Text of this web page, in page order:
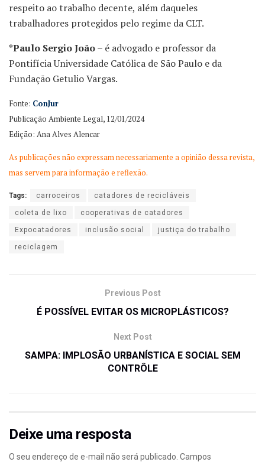
respeito ao trabalho decente, além daqueles
trabalhadores protegidos pelo regime da CLT.
*Paulo Sergio João– é advogado e professor da
Pontifícia Universidade Católica de São Paulo e da
Fundação Getulio Vargas.
Fonte: ConJur
Publicação Ambiente Legal, 12/01/2024
Edição: Ana Alves Alencar
As publicações não expressam necessariamente a opinião dessa revista,
mas servem para informação e reflexão.
Tags: carroceiros catadores de recicláveis
coleta de lixo cooperativas de catadores
Expocatadores inclusão social justiça do trabalho
reciclagem
Previous Post
É POSSÍVEL EVITAR OS MICROPLÁSTICOS?
Next Post
SAMPA: IMPLOSÃO URBANÍSTICA E SOCIAL SEM
CONTRÔLE
Deixe uma resposta
O seu endereço de e-mail não será publicado. Campos